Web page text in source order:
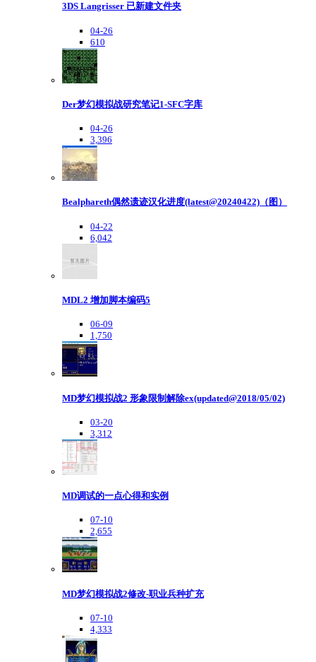
3DS Langrisser 已新建文件夹
04-26
610
Der梦幻模拟战研究笔记1-SFC字库
04-26
3,396
Bealphareth偶然遗迹汉化进度(latest@20240422)（图）
04-22
6,042
MDL2 增加脚本编码5
06-09
1,750
MD梦幻模拟战2 形象限制解除ex(updated@2018/05/02)
03-20
3,312
MD调试的一点心得和实例
07-10
2,655
MD梦幻模拟战2修改-职业兵种扩充
07-10
4,333